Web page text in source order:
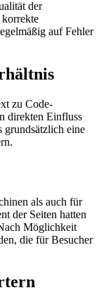
der
korrekte
auf Fehler
zu Code-
direkten Einfluss
grundsätzlich eine
als auch für
der Seiten hatten
Möglichkeit
die für Besucher